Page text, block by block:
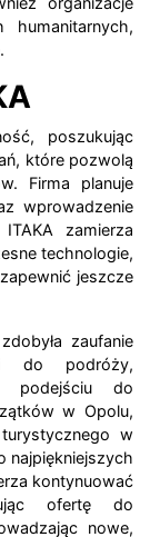
poszukując
które pozwolą
Firma planuje
wprowadzenie
zamierza
technologie,
jeszcze
zaufanie
do podróży,
podejściu do
w Opolu,
w
najpiękniejszych
kontynuować
ofertę do
nowe,